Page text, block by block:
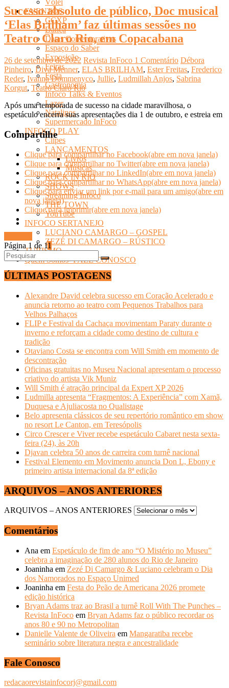
Vôlei
EVENTOS
CCXP
Dança
Datas Comemorativas
Espaço do Saber
Exposição
Feiras
Festa
Gastronomia
Infoco Talks & Eventos
Lazer
Natalinos
Supermercado InFoco
INFOCO PLAY
Clipes
LANÇAMENTOS
Livros
Músicas
ROCK IN RIO
SHOWS
Streaming Infoco
THE TOWN
YouTube
INFOCO SERTANEJO
LUCIANO CAMARGO – GOSPEL
ZEZÉ DI CAMARGO – RÚSTICO
TURISMO
Quem Somos- FALE CONOSCO
Sucesso absoluto de público, Doc musical
‘Elas Brilham’ faz últimas sessões no
Teatro Claro Rio, em Copacabana
26 de setembro de 2022 Revista InFoco 1 Comentário Débora
Pinheiro, Diva Menner, ELAS BRILHAM, Ester Freitas, Frederico
Reder, Ivanna Dommenyco, Jullie, Ludmillah Anjos, Sabrina
Korgut, Teatro Claro Rio
Após uma temporada de sucesso na cidade maravilhosa, o
espetáculo encerra suas apresentações dia 1 de outubro, e estreia em
Compartilhe
Clique para compartilhar no Facebook(abre em nova janela)
Clique para compartilhar no Twitter(abre em nova janela)
Clique para compartilhar no LinkedIn(abre em nova janela)
Clique para compartilhar no WhatsApp(abre em nova janela)
Clique para enviar um link por e-mail para um amigo(abre em
nova janela)
Clique para imprimir(abre em nova janela)
Página 1 de 11
ÚLTIMAS POSTAGENS
Alexandre David celebra sucesso em Coração Acelerado e
anuncia retorno ao teatro com Pequenos Trabalhos para
Velhos Palhaços
FLIP e Festival da Cachaça movimentam Paraty durante o
inverno e reforçam a cidade como destino de cultura e
tradição
Otaviano Costa se encontra com Will Smith em momento de
descontração
Oficinas gratuitas no Museu Nacional apresentam o processo
criativo do artista Vik Muniz
Will Smith é atração principal da Expert XP 2026
Ludmilla apresenta “Fragmentos: A Experiência” com Xamã,
Duquesa e Ajuliacosta no Qualistage
Belo apresenta clássicos de seu repertório romântico em show
no resort Le Canton, em Teresópolis
Circo Crescer e Viver recebe espetáculo Cabaret nesta sexta-
feira (24), às 20h
Djavan celebra 50 anos de carreira com turnê nacional
Festival Elemento em Movimento anuncia Don L, Ebony e
primeiro artista internacional da 8ª edição
ARQUIVOS – ANOS ANTERIORES
ARQUIVOS – ANOS ANTERIORES
Comentários
Ana em Espetáculo de fim de ano “O Mistério no Museu”
celebra a imaginação de 280 alunos do Rio de Janeiro
Joaninha em Zezé Di Camargo & Luciano celebram o Dia
dos Namorados no Espaço Unimed
Joaninha em Festa do Peão de Americana 2026 promete
edição histórica
Bryan Adams traz ao Brasil a turnê Roll With The Punches –
Revista InFoco em Bryan Adams faz o público recordar os
anos 80 e 90 no Metropolitan
Danielle Valente de Oliveira em Mangaratiba recebe
seminário sobre literatura negra e ancestralidade
Fale Conosco
redacaorevistainfocorj@gmail.com